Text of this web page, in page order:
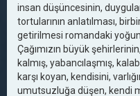
insan düşüncesinin,
tortularının anlatılması,
getirilmesi romandaki
Çağımızın büyük
kalmış, yabancılaşmış,
karşı koyan, kendisini,
umutsuzluğa düşen, kendi